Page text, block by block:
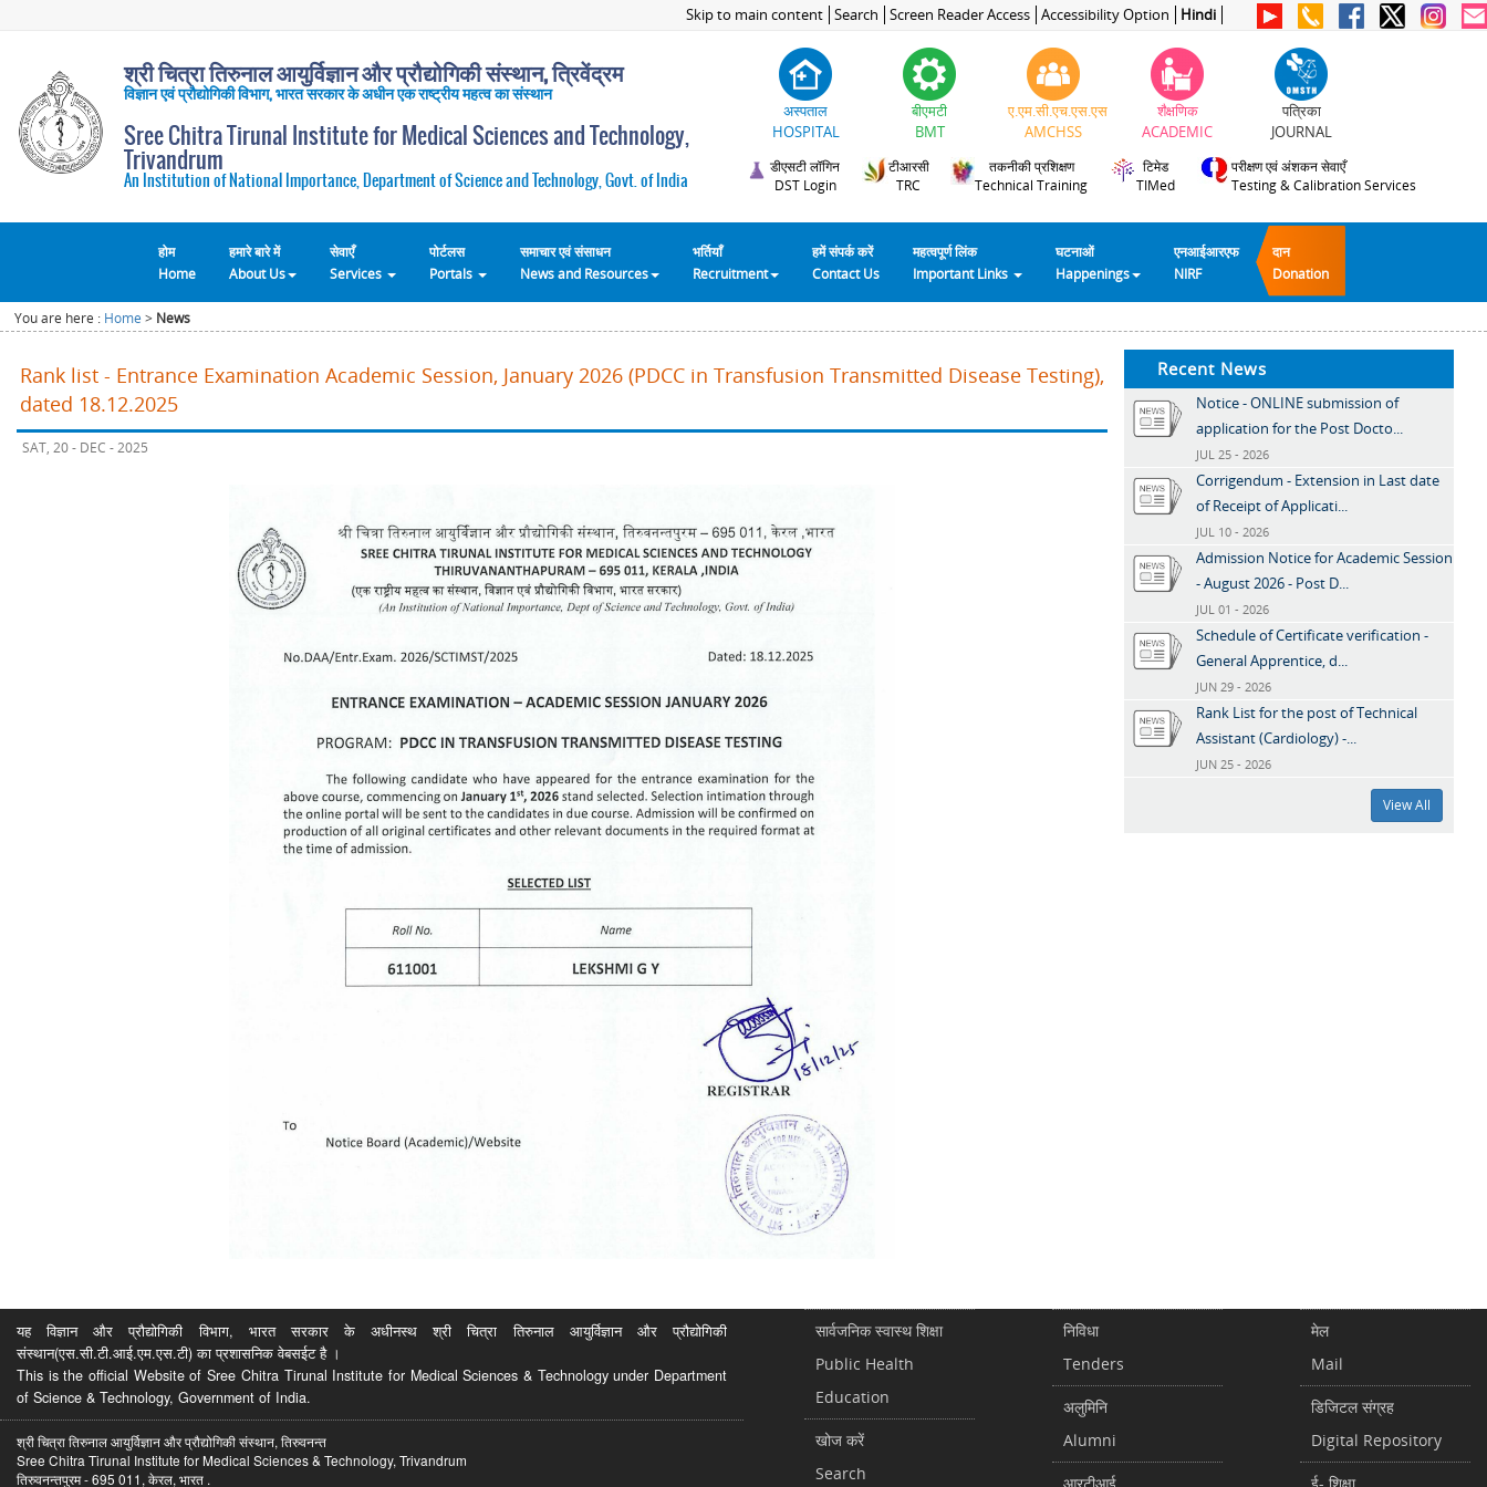
Skip to main content Search Screen Reader Access Accessibility Option Hindi
श्री चित्रा तिरुनाल आयुर्विज्ञान और प्रौद्योगिकी संस्थान, त्रिवेंद्रम
विज्ञान एवं प्रौद्योगिकी विभाग, भारत सरकार के अधीन एक राष्ट्रीय महत्व का संस्थान
Sree Chitra Tirunal Institute for Medical Sciences and Technology,
Trivandrum
An Institution of National Importance, Department of Science and Technology, Govt. of India
अस्पताल
HOSPITAL
बीएमटी
BMT
ए.एम.सी.एच.एस.एस
AMCHSS
शैक्षणिक
ACADEMIC
पत्रिका
JOURNAL
डीएसटी लॉगिन
DST Login
टीआरसी
TRC
तकनीकी प्रशिक्षण
Technical Training
टिमेड
TIMed
परीक्षण एवं अंशकन सेवाएँ
Testing & Calibration Services
होम
Home
हमारे बारे में
About Us
सेवाएँ
Services
पोर्टलस
Portals
समाचार एवं संसाधन
News and Resources
भर्तियाँ
Recruitment
हमें संपर्क करें
Contact Us
महत्वपूर्ण लिंक
Important Links
घटनाओं
Happenings
एनआईआरएफ
NIRF
दान
Donation
You are here : Home > News
Rank list - Entrance Examination Academic Session, January 2026 (PDCC in Transfusion Transmitted Disease Testing),
dated 18.12.2025
SAT, 20 - DEC - 2025
Recent News
Notice - ONLINE submission of
application for the Post Docto...
JUL 25 - 2026
Corrigendum - Extension in Last date
of Receipt of Applicati...
JUL 10 - 2026
Admission Notice for Academic Session
- August 2026 - Post D...
JUL 01 - 2026
Schedule of Certificate verification -
General Apprentice, d...
JUN 29 - 2026
Rank List for the post of Technical
Assistant (Cardiology) -...
JUN 25 - 2026
View All
यह विज्ञान और प्रौद्योगिकी विभाग, भारत सरकार के अधीनस्थ श्री चित्रा तिरुनाल आयुर्विज्ञान और प्रौद्योगिकी
संस्थान(एस.सी.टी.आई.एम.एस.टी) का प्रशासनिक वेबसईट है ।
This is the official Website of Sree Chitra Tirunal Institute for Medical Sciences & Technology under Department
of Science & Technology, Government of India.
श्री चित्रा तिरुनाल आयुर्विज्ञान और प्रौद्योगिकी संस्थान, तिरुवनन्त
Sree Chitra Tirunal Institute for Medical Sciences & Technology, Trivandrum
तिरुवनन्तपुरम - 695 011, केरल, भारत .
सार्वजनिक स्वास्थ शिक्षा
Public Health
Education
खोज करें
Search
निविधा
Tenders
अलुमिनि
Alumni
मेल
Mail
डिजिटल संग्रह
Digital Repository